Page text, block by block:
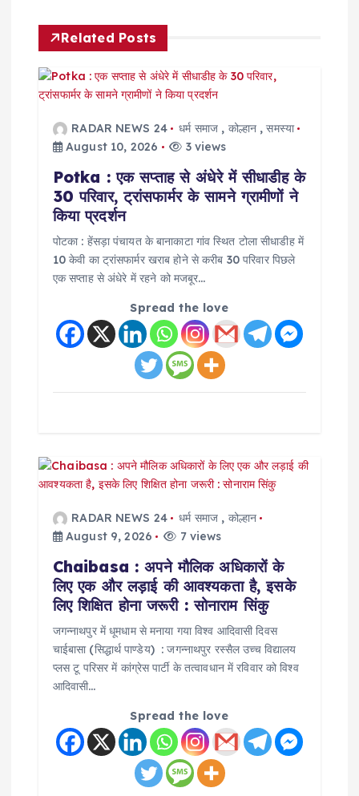
v
Related Posts
RADAR NEWS 24 धर्म समाज , कोल्हान,समस्या
August 10, 2026
3 views
Potka : एक सप्ताह से अंधेरे में सीधाडीह के
30 परिवार, ट्रांसफार्मर के सामने ग्रामीणों ने
किया प्रदर्शन
पोटका : हेंसड़ा पंचायत के बानाकाटा गांव स्थित टोला सीधाडीह में
10 केवी का ट्रांसफार्मर खराब होने से करीब 30 परिवार पिछले
एक सप्ताह से अंधेरे में रहने को मजबूर…
Spread the love
RADAR NEWS 24 धर्म समाज , कोल्हान
August 9, 2026
7 views
Chaibasa : अपने मौलिक अधिकारों के
लिए एक और लड़ाई की आवश्यकता है, इसके
लिए शिक्षित होना जरूरी : सोनाराम सिंकु
जगन्नाथपुर में धूमधाम से मनाया गया विश्व आदिवासी दिवस
चाईबासा (सिद्धार्थ पाण्डेय) : जगन्नाथपुर रस्सैल उच्च विद्यालय
प्लस टू परिसर में कांग्रेस पार्टी के तत्वावधान में रविवार को विश्व
आदिवासी…
Spread the love